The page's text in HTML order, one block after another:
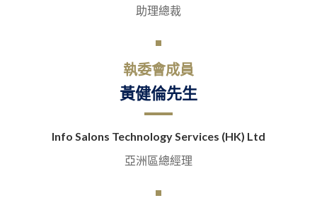
助理總裁
執委會成員
黃健倫先生
Info Salons Technology Services (HK) Ltd
亞洲區總經理